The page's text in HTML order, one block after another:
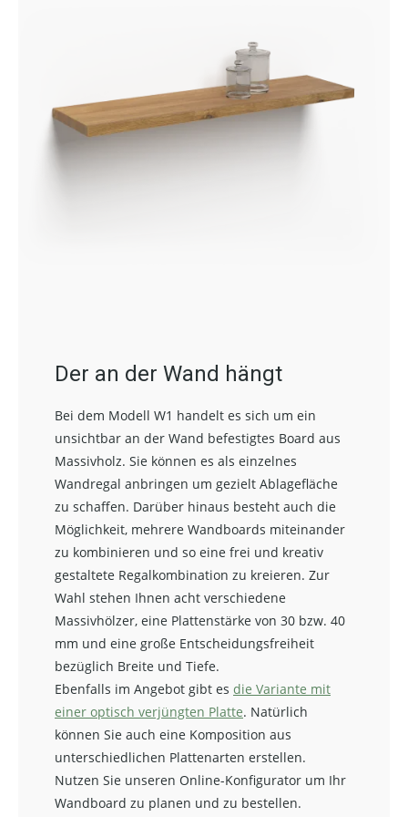
Der an der Wand hängt
Bei dem Modell W1 handelt es sich um ein
unsichtbar an der Wand befestigtes Board aus
Massivholz. Sie können es als einzelnes
Wandregal anbringen um gezielt Ablagefläche
zu schaffen. Darüber hinaus besteht auch die
Möglichkeit, mehrere Wandboards miteinander
zu kombinieren und so eine frei und kreativ
gestaltete Regalkombination zu kreieren. Zur
Wahl stehen Ihnen acht verschiedene
Massivhölzer, eine Plattenstärke von 30 bzw. 40
mm und eine große Entscheidungsfreiheit
bezüglich Breite und Tiefe.
Ebenfalls im Angebot gibt es die Variante mit
einer optisch verjüngten Platte. Natürlich
können Sie auch eine Komposition aus
unterschiedlichen Plattenarten erstellen.
Nutzen Sie unseren Online-Konfigurator um Ihr
Wandboard zu planen und zu bestellen.